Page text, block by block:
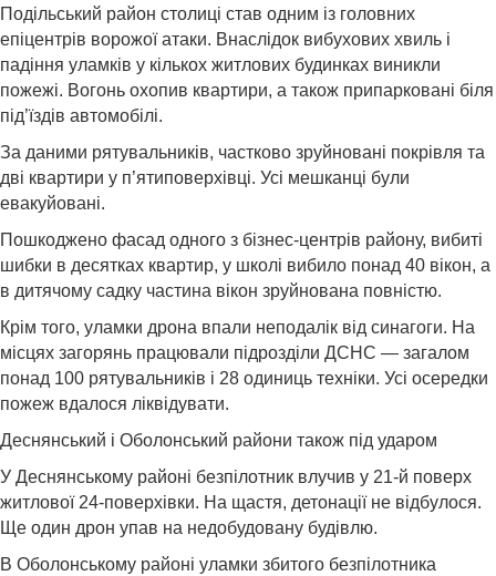
Подільський район столиці став одним із головних
епіцентрів ворожої атаки. Внаслідок вибухових хвиль і
падіння уламків у кількох житлових будинках виникли
пожежі. Вогонь охопив квартири, а також припарковані біля
під’їздів автомобілі.
За даними рятувальників, частково зруйновані покрівля та
дві квартири у п’ятиповерхівці. Усі мешканці були
евакуйовані.
Пошкоджено фасад одного з бізнес-центрів району, вибиті
шибки в десятках квартир, у школі вибило понад 40 вікон, а
в дитячому садку частина вікон зруйнована повністю.
Крім того, уламки дрона впали неподалік від синагоги. На
місцях загорянь працювали підрозділи ДСНС — загалом
понад 100 рятувальників і 28 одиниць техніки. Усі осередки
пожеж вдалося ліквідувати.
Деснянський і Оболонський райони також під ударом
У Деснянському районі безпілотник влучив у 21-й поверх
житлової 24-поверхівки. На щастя, детонації не відбулося.
Ще один дрон упав на недобудовану будівлю.
В Оболонському районі уламки збитого безпілотника